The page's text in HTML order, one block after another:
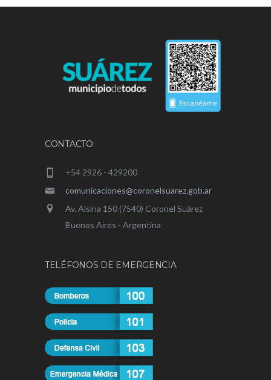
CONTACTO:
+54 2926 - 429200
comunicaciones@coronelsuarez.gob.ar
Av. Alsina 150 (7540) Coronel Suárez
Buenos Aires - Argentina
TELÉFONOS DE EMERGENCIA